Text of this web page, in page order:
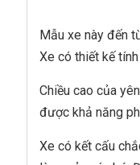
Mẫu xe này đến
Xe có thiết kế
Chiều cao của
được khả năng
Xe có kết cấu